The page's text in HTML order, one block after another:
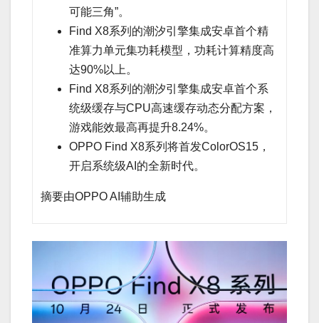
可能三角”。
Find X8系列的潮汐引擎集成安卓首个精
准算力单元集功耗模型，功耗计算精度高
达90%以上。
Find X8系列的潮汐引擎集成安卓首个系
统级缓存与CPU高速缓存动态分配方案，
游戏能效最高再提升8.24%。
OPPO Find X8系列将首发ColorOS15，
开启系统级AI的全新时代。
摘要由OPPO AI辅助生成